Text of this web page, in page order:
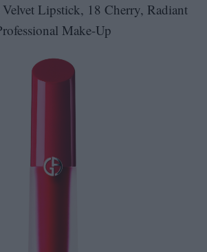
Lipstick, 18 Cherry, Radiant
Make-Up